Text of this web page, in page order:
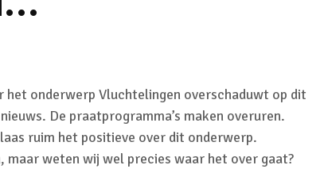
het onderwerp Vluchtelingen overschaduwt op dit
De praatprogramma’s maken overuren.
ruim het positieve over dit onderwerp.
maar weten wij wel precies waar het over gaat?